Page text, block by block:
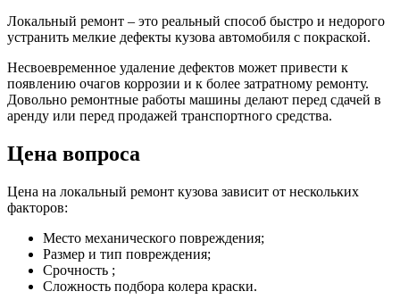
Локальный ремонт – это реальный способ быстро и недорого
устранить мелкие дефекты кузова автомобиля с покраской.
Несвоевременное удаление дефектов может привести к
появлению очагов коррозии и к более затратному ремонту.
Довольно ремонтные работы машины делают перед сдачей в
аренду или перед продажей транспортного средства.
Цена вопроса
Цена на локальный ремонт кузова зависит от нескольких
факторов:
Место механического повреждения;
Размер и тип повреждения;
Срочность ;
Сложность подбора колера краски.